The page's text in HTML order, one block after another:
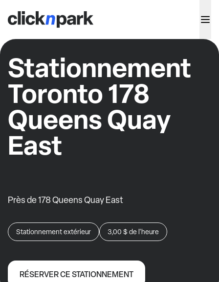
Stationnement
Toronto 178
Queens Quay
East
Près de 178 Queens Quay East
Stationnement extérieur 3,00 $ de l'heure
RÉSERVER CE STATIONNEMENT